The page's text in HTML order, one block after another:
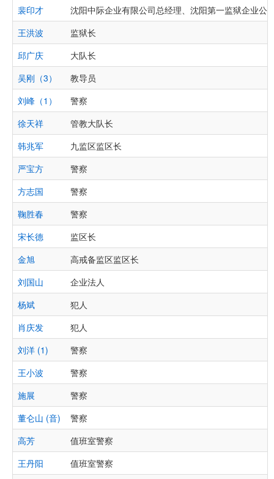
裴印才
沈阳中际企业有限公司总经理、沈阳第一监狱企业公
王洪波
监狱长
邱广庆
大队长
吴刚（3）
教导员
刘峰（1）
警察
徐天祥
管教大队长
韩兆军
九监区监区长
严宝方
警察
方志国
警察
鞠胜春
警察
宋长德
监区长
金旭
高戒备监区监区长
刘国山
企业法人
杨斌
犯人
肖庆发
犯人
刘洋 (1)
警察
王小波
警察
施展
警察
董仑山 (音)
警察
高芳
值班室警察
王丹阳
值班室警察